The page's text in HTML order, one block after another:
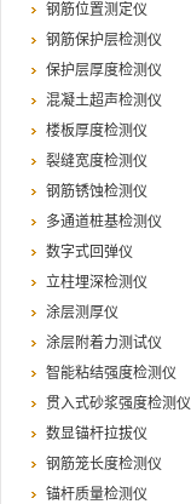
钢筋位置测定仪
钢筋保护层检测仪
保护层厚度检测仪
混凝土超声检测仪
楼板厚度检测仪
裂缝宽度检测仪
钢筋锈蚀检测仪
多通道桩基检测仪
数字式回弹仪
立柱埋深检测仪
涂层测厚仪
涂层附着力测试仪
智能粘结强度检测仪
贯入式砂浆强度检测仪
数显锚杆拉拔仪
钢筋笼长度检测仪
锚杆质量检测仪